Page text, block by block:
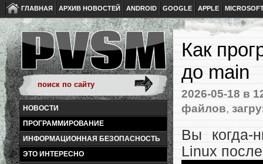
ГЛАВНАЯ АРХИВ НОВОСТЕЙ ANDROID GOOGLE APPLE
НОВОСТИ
ПРОГРАММИРОВАНИЕ
ИНФОРМАЦИОННАЯ БЕЗОПАСНОСТЬ
ЭТО ИНТЕРЕСНО
Как
до main
2026-05-18 в
файлов,
Вы когда-
Linux